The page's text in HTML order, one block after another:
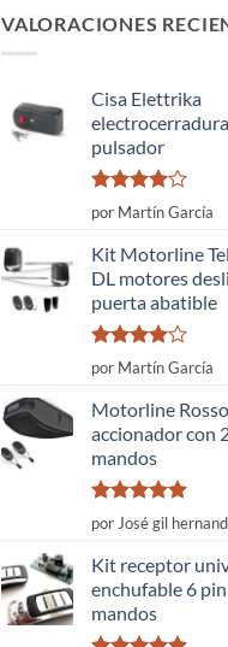
VALORACIONES
Cisa Elettrika
pulsador
Valorado
con
5
por Martín García
Kit Motorline
DL motores
puerta abatible
Valorado
con
5
por Martín García
Motorline
accionador con
mandos
Valorado
con
de 5
por José gil
Kit receptor
enchufable 6
mandos